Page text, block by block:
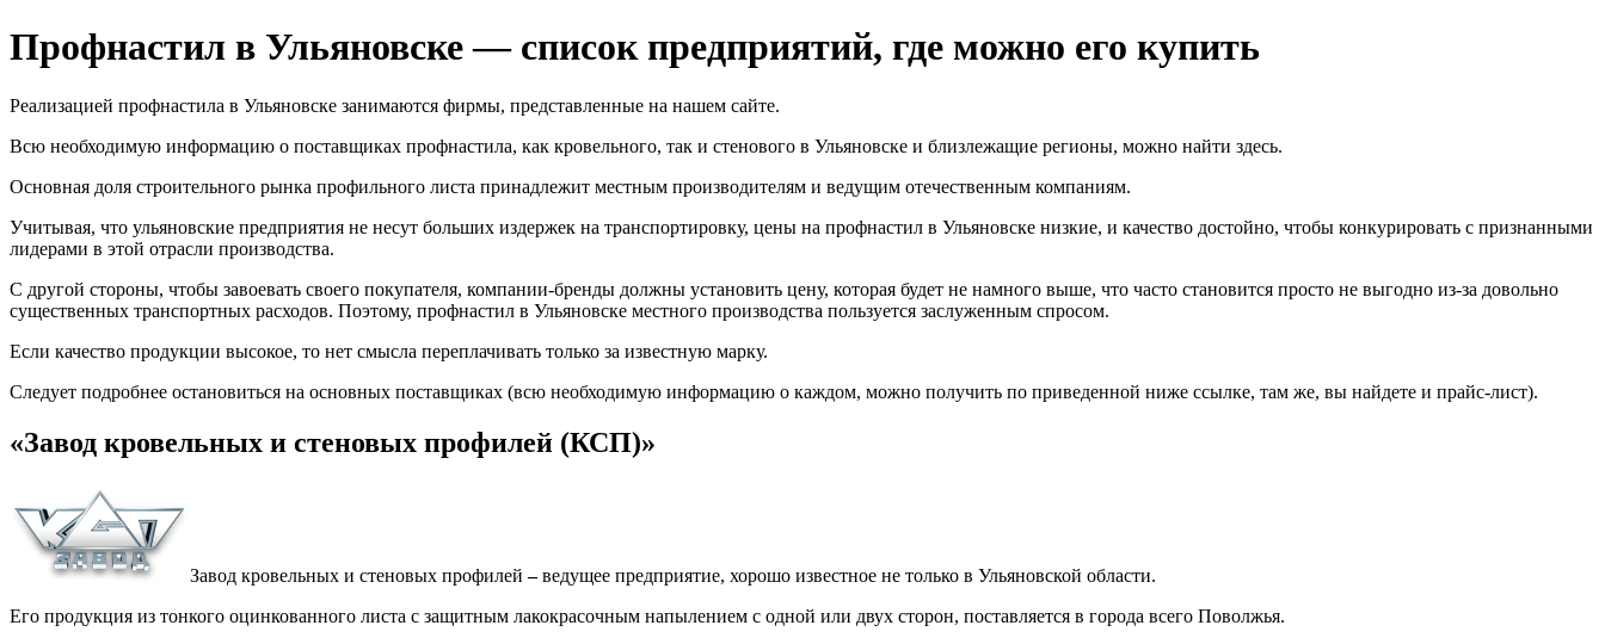
Профнастил в Ульяновске — список предприятий, где можно его купить
Реализацией профнастила в Ульяновске занимаются фирмы, представленные на нашем сайте.
Всю необходимую информацию о поставщиках профнастила, как кровельного, так и стенового в Ульяновске и близлежащие регионы, можно найти здесь.
Основная доля строительного рынка профильного листа принадлежит местным производителям и ведущим отечественным компаниям.
Учитывая, что ульяновские предприятия не несут больших издержек на транспортировку, цены на профнастил в Ульяновске низкие, и качество достойно, чтобы конкурировать с признанными
лидерами в этой отрасли производства.
С другой стороны, чтобы завоевать своего покупателя, компании-бренды должны установить цену, которая будет не намного выше, что часто становится просто не выгодно из-за довольно
существенных транспортных расходов. Поэтому, профнастил в Ульяновске местного производства пользуется заслуженным спросом.
Если качество продукции высокое, то нет смысла переплачивать только за известную марку.
Следует подробнее остановиться на основных поставщиках (всю необходимую информацию о каждом, можно получить по приведенной ниже ссылке, там же, вы найдете и прайс-лист).
«Завод кровельных и стеновых профилей (КСП)»
Завод кровельных и стеновых профилей–ведущее предприятие, хорошо известное не только в Ульяновской области.
Его продукция из тонкого оцинкованного листа с защитным лакокрасочным напылением с одной или двух сторон, поставляется в города всего Поволжья.